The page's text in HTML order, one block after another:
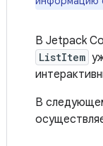
В Jetpack
ListItem
В